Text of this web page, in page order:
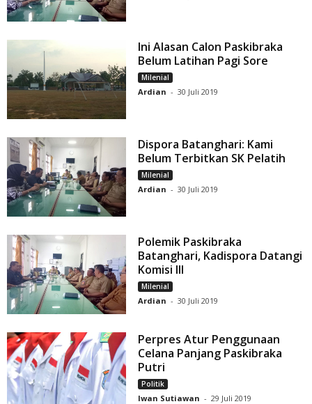
Ini Alasan Calon Paskibraka
Belum Latihan Pagi Sore
Milenial
Ardian - 30 Juli 2019
Dispora Batanghari: Kami
Belum Terbitkan SK Pelatih
Milenial
Ardian - 30 Juli 2019
Polemik Paskibraka
Batanghari, Kadispora Datangi
Komisi III
Milenial
Ardian - 30 Juli 2019
Perpres Atur Penggunaan
Celana Panjang Paskibraka
Putri
Politik
Iwan Sutiawan - 29 Juli 2019